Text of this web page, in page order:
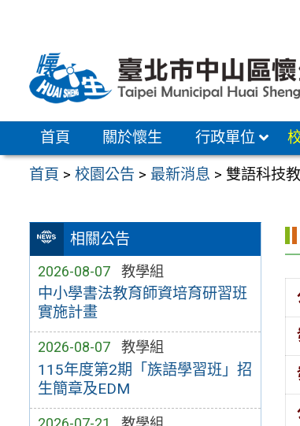
區
首頁 關於懷生 行政單位
首頁 >校園公告 > 最新消息 >雙語科技
相關公告
2026-08-07 教學組
中小學書法教育師資培育研習班
實施計畫
2026-08-07 教學組
115年度第2期「族語學習班」招
生簡章及EDM